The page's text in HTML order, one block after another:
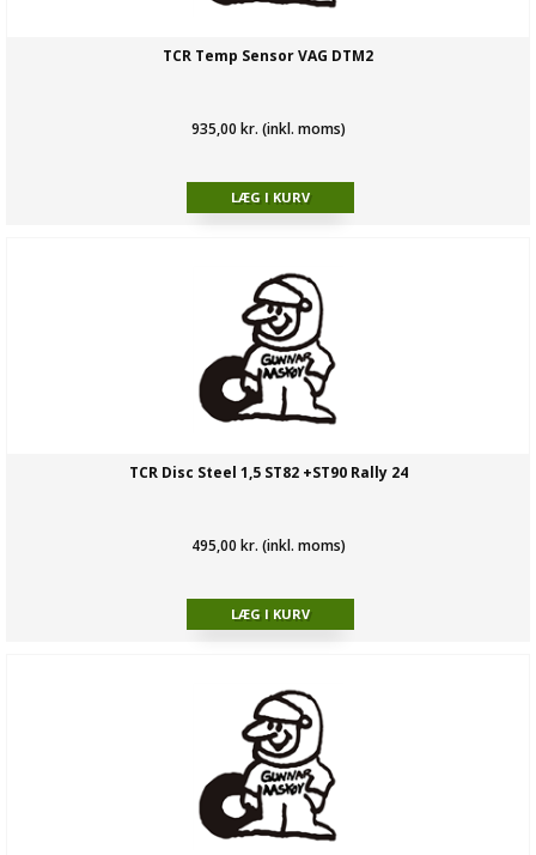
TCR Temp Sensor VAG DTM2
935,00 kr. (inkl. moms)
TCR Disc Steel 1,5 ST82 +ST90 Rally 24
495,00 kr. (inkl. moms)